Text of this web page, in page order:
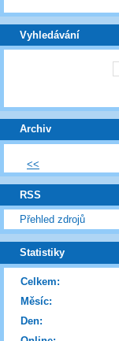
Vyhledávání
Archiv
<<
RSS
Přehled zdrojů
Statistiky
Celkem:
Měsíc:
Den: